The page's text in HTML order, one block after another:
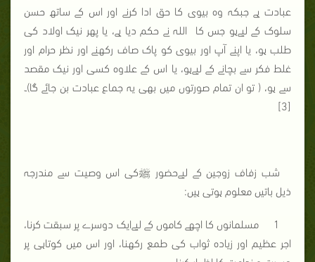
عبادت ہے جبکہ وہ بیوی کا حق ادا کرنے اور اس کے ساتھ حسن
سلوک کے لیےہو جس کا اللہ نے حکم دیا ہے، یا پھر نیک اولاد کی
طلب ہو، یا اپنے آپ اور بیوی کو پاک صاف رکھنے اور نظر حرام اور
غلط فکر سے بچانے کے لیےہو، یا اس کے علاوہ کسی اور نیک مقصد
سے ہو، ( تو ان تمام صورتوں میں بھی یہ جماع عبادت بن جائے گا)۔
[3]
شب زفاف زوجین کے لیےحضور ﷺکی اس وصیت سے مندرجہ
ذیل باتیں معلوم ہوتی ہیں:
1 مسلمانوں کا اچھے کاموں کے لیےایک دوسرے پر سبقت کرنا،
اجر عظیم اور زیادہ ثواب کی طمع رکھنا، اور اس میں کوتاہی پر